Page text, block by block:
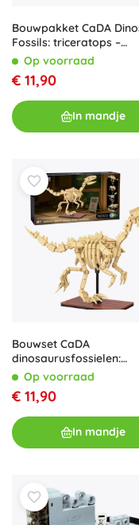
Bouwpakket CaDA
Fossils: triceratops –
lichtgevende skelet, 272
stukjes
Op voorraad
€ 11,90
In mandje
Bouwset CaDA
dinosaurusfossielen:
Velociraptor, 256 stukjes
Op voorraad
€ 11,90
In mandje